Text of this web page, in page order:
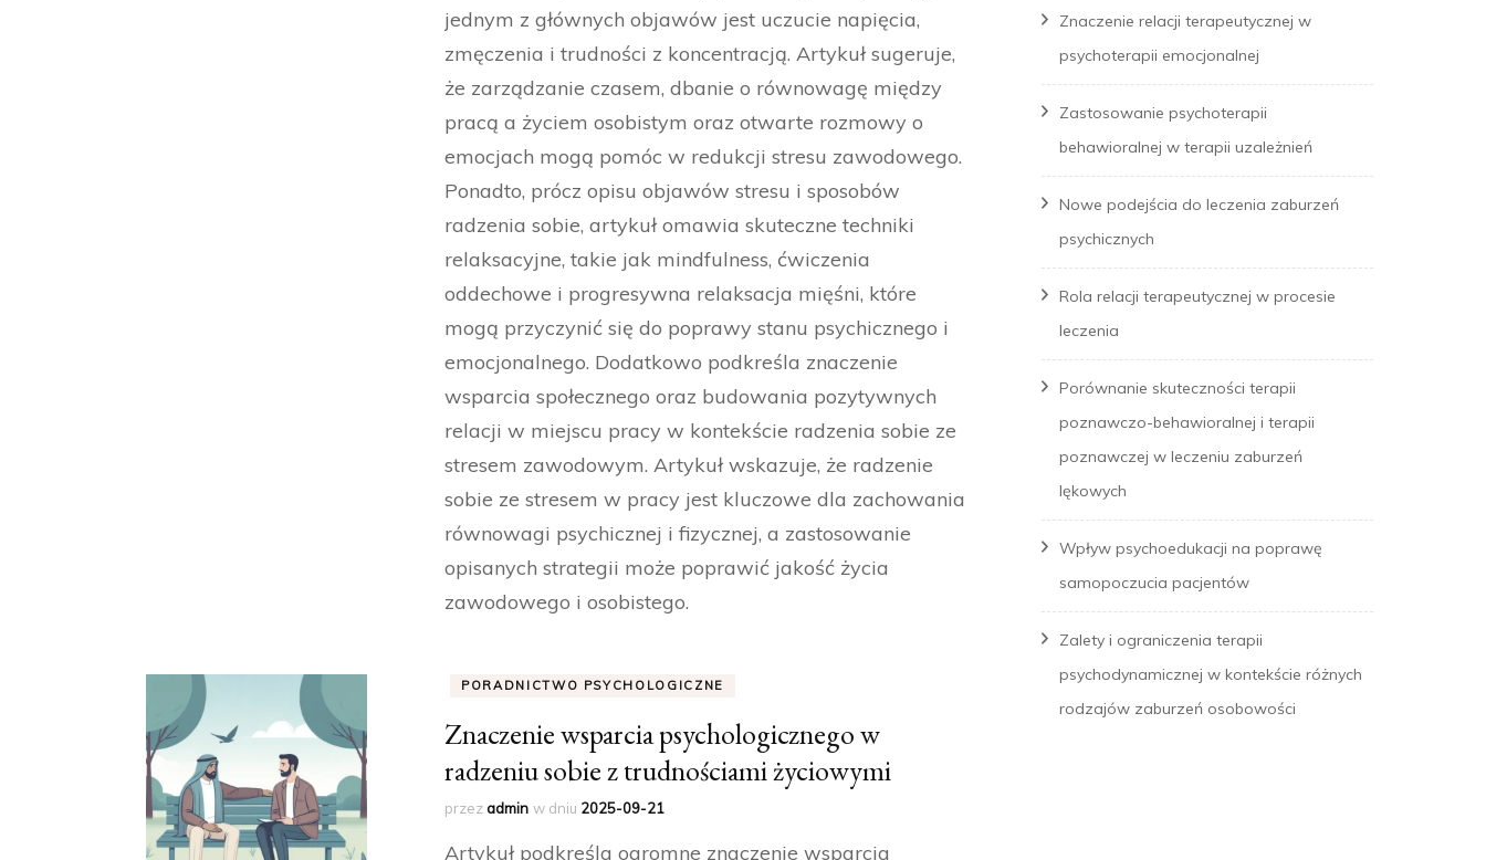
jednym z głównych objawów jest uczucie napięcia,
zmęczenia i trudności z koncentracją. Artykuł sugeruje,
że zarządzanie czasem, dbanie o równowagę między
pracą a życiem osobistym oraz otwarte rozmowy o
emocjach mogą pomóc w redukcji stresu zawodowego.
Ponadto, prócz opisu objawów stresu i sposobów
radzenia sobie, artykuł omawia skuteczne techniki
relaksacyjne, takie jak mindfulness, ćwiczenia
oddechowe i progresywna relaksacja mięśni, które
mogą przyczynić się do poprawy stanu psychicznego i
emocjonalnego. Dodatkowo podkreśla znaczenie
wsparcia społecznego oraz budowania pozytywnych
relacji w miejscu pracy w kontekście radzenia sobie ze
stresem zawodowym. Artykuł wskazuje, że radzenie
sobie ze stresem w pracy jest kluczowe dla zachowania
równowagi psychicznej i fizycznej, a zastosowanie
opisanych strategii może poprawić jakość życia
zawodowego i osobistego.
PORADNICTWO PSYCHOLOGICZNE
Znaczenie wsparcia psychologicznego w
radzeniu sobie z trudnościami życiowymi
przezadmin w dniu 2025-09-21
Artykuł podkreśla ogromne znaczenie wsparcia
Znaczenie relacji terapeutycznej w
psychoterapii emocjonalnej
Zastosowanie psychoterapii
behawioralnej w terapii uzależnień
Nowe podejścia do leczenia zaburzeń
psychicznych
Rola relacji terapeutycznej w procesie
leczenia
Porównanie skuteczności terapii
poznawczo-behawioralnej i terapii
poznawczej w leczeniu zaburzeń
lękowych
Wpływ psychoedukacji na poprawę
samopoczucia pacjentów
Zalety i ograniczenia terapii
psychodynamicznej w kontekście różnych
rodzajów zaburzeń osobowości